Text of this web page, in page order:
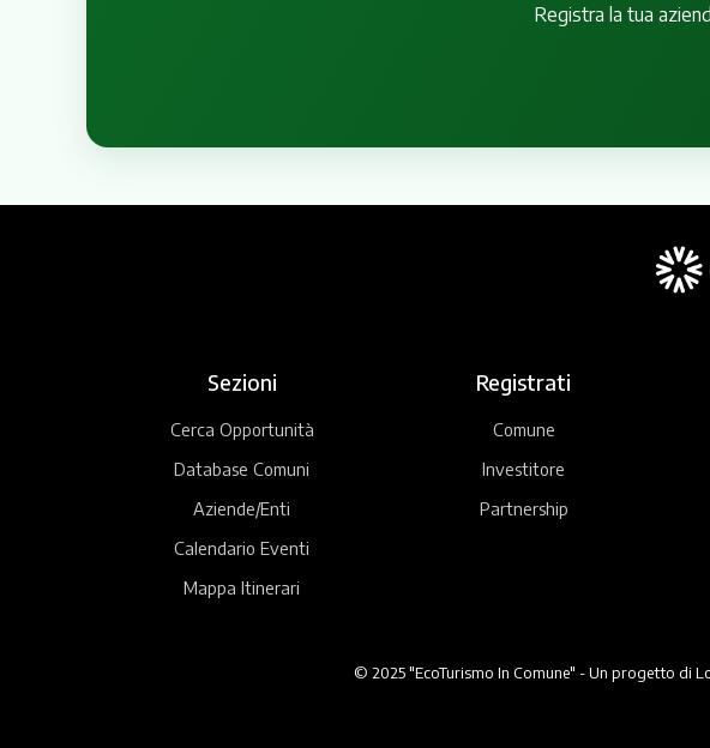
Registra la tua
Sezioni
Cerca Opportunità
Database Comuni
Aziende/Enti
Calendario Eventi
Mappa Itinerari
Registrati
Comune
Investitore
Partnership
© 2025 "EcoTurismo In Comune" - Un progetto di